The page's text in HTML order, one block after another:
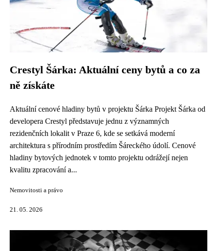
Crestyl Šárka: Aktuální ceny bytů a co za
ně získáte
Aktuální cenové hladiny bytů v projektu Šárka Projekt Šárka od
developera Crestyl představuje jednu z významných
rezidenčních lokalit v Praze 6, kde se setkává moderní
architektura s přírodním prostředím Šáreckého údolí. Cenové
hladiny bytových jednotek v tomto projektu odrážejí nejen
kvalitu zpracování a...
Nemovitosti a právo
21. 05. 2026